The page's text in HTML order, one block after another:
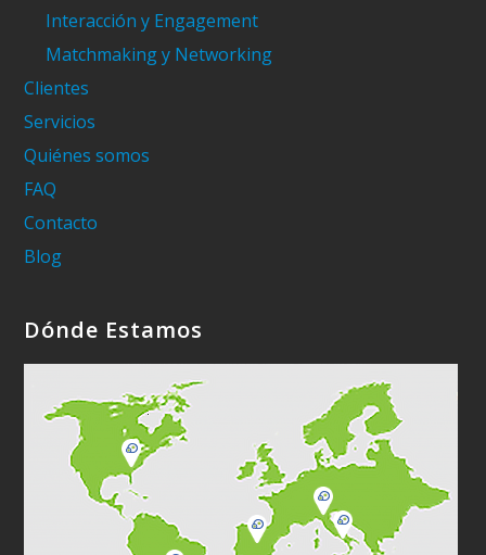
Interacción y Engagement
Matchmaking y Networking
Clientes
Servicios
Quiénes somos
FAQ
Contacto
Blog
Dónde Estamos